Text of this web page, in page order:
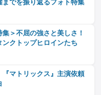
までを振り返るフォト特集
集＞不屈の強さと美しさ！
クトップヒロインたち
『マトリックス』主演依頼